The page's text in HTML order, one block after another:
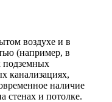
воздухе и в
(например, в
подземных
канализациях,
наличие
стенах и потолке.